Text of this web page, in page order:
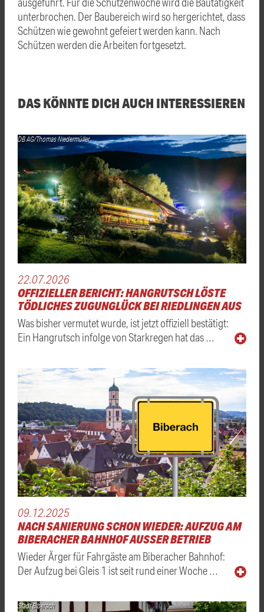
unterbrochen. Der Baubereich wird so hergerichtet, dass
Schützen wie gewohnt gefeiert werden kann. Nach
Schützen werden die Arbeiten fortgesetzt.
DAS KÖNNTE DICH AUCH INTERESSIEREN
DB AG/Thomas Niedermüller
22.07.2026
OFFIZIELLER BERICHT: HANGRUTSCH LÖSTE
TÖDLICHES ZUGUNGLÜCK BEI RIEDLINGEN AUS
Was bisher vermutet wurde, ist jetzt offiziell bestätigt:
Ein Hangrutsch infolge von Starkregen hat das …
09.12.2025
NACH SANIERUNG SCHON WIEDER: AUFZUG AM
BIBERACHER BAHNHOF AUSSER BETRIEB
Wieder Ärger für Fahrgäste am Biberacher Bahnhof:
Der Aufzug bei Gleis 1 ist seit rund einer Woche …
Stadt Biberach